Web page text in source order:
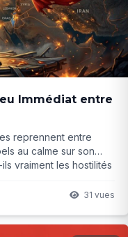
Immédiat entre
reprennent entre
au calme sur son
vraiment les hostilités
31 vues